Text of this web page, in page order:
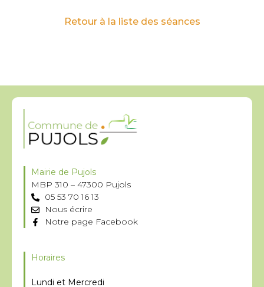
Retour à la liste des séances
Mairie de Pujols
MBP 310 – 47300 Pujols
05 53 70 16 13
Nous écrire
Notre page Facebook
Horaires
Lundi et Mercredi